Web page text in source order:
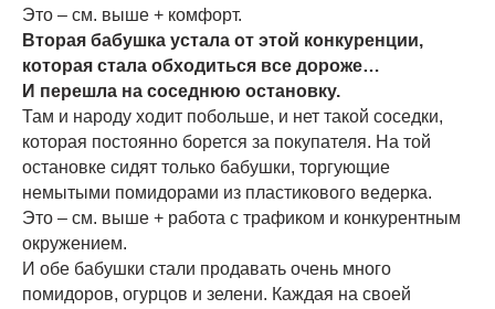
Это – см. выше + комфорт.
Вторая бабушка устала от этой конкуренции,
которая стала обходиться все дороже…
И перешла на соседнюю остановку.
Там и народу ходит побольше, и нет такой соседки,
которая постоянно борется за покупателя. На той
остановке сидят только бабушки, торгующие
немытыми помидорами из пластикового ведерка.
Это – см. выше + работа с трафиком и конкурентным
окружением.
И обе бабушки стали продавать очень много
помидоров, огурцов и зелени. Каждая на своей